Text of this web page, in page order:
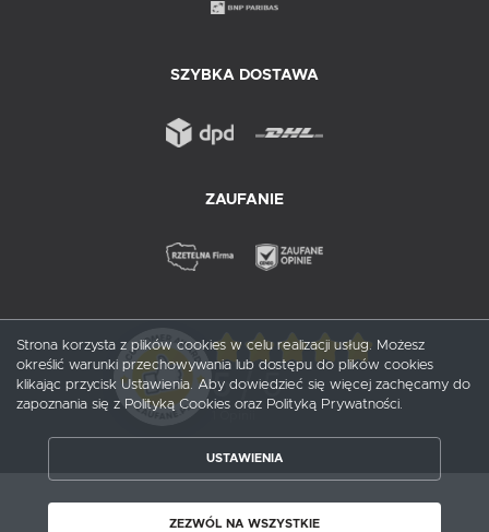
SZYBKA DOSTAWA
ZAUFANIE
5/ 5
Copyright by probox.pl
Strona korzysta z plików cookies w celu realizacji usług. Możesz
określić warunki przechowywania lub dostępu do plików cookies
klikając przycisk Ustawienia. Aby dowiedzieć się więcej zachęcamy do
zapoznania się z Polityką Cookies oraz Polityką Prywatności.
USTAWIENIA
ZEZWÓL NA WSZYSTKIE